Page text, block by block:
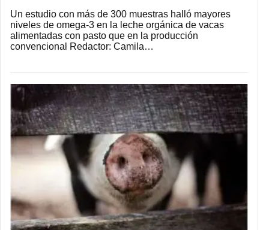
Un estudio con más de 300 muestras halló mayores
niveles de omega-3 en la leche orgánica de vacas
alimentadas con pasto que en la producción
convencional Redactor: Camila…